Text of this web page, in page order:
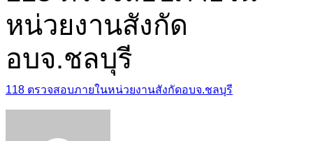
หน่วยงานสังกัดอบจ.ชลบุ
118 ตรวจสอบภายในหน่วยงานสังกัดอบจ.ชลบุรี